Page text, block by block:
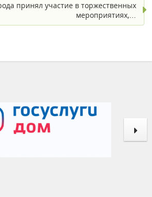
принял участие в торжественных
мероприятиях,…